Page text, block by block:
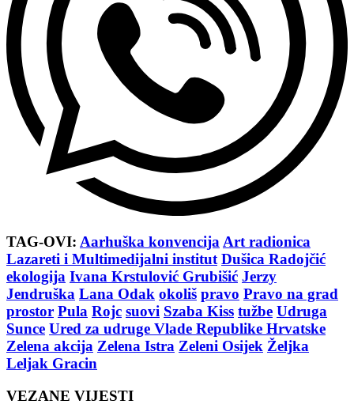
TAG-OVI: Aarhuška konvencijaArt radionica
Lazareti i Multimedijalni institut Dušica Radojčić
ekologija Ivana Krstulović Grubišić Jerzy
Jendruška Lana Odak okoliš pravo Pravo na grad
prostor Pula Rojc suovi Szaba Kiss tužbe Udruga
Sunce Ured za udruge Vlade Republike Hrvatske
Zelena akcija Zelena Istra Zeleni Osijek Željka
Leljak Gracin
VEZANE VIJESTI